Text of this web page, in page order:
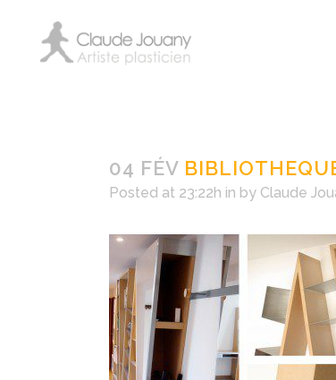
04 FÉV
Posted at 23:22h in by Claude